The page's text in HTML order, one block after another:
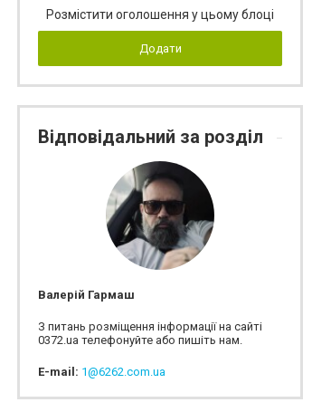
Розмістити оголошення у цьому блоці
Додати
Відповідальний за розділ
Валерій Гармаш
З питань розміщення інформації на сайті
0372.ua телефонуйте або пишіть нам.
E-mail: 1@6262.com.ua